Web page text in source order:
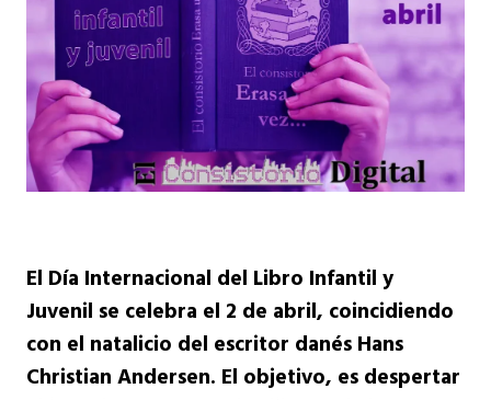
El Día Internacional del Libro Infantil y
Juvenil se celebra el 2 de abril,coincidiendo
con el natalicio del escritor danésHans
Christian Andersen. El objetivo, es despertar